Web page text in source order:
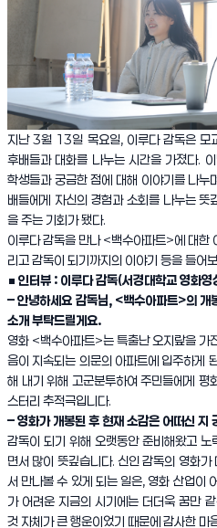
지난 3월 13일 목요일, 이루다 감독은 모
후배들과 대화를 나누는 시간을 가졌다.
학생들과 궁금한 점에 대해 이야기를 나누
배들에게 자신의 경험과 소회를 나누는
을 주는 기회가 됐다.
이루다 감독을 만나 <백수아파트>에 대한
리고 감독이 되기까지의 이야기 등을 들어
■ 인터뷰 : 이루다 감독(서경대학교 영화영
– 안녕하세요 감독님, <백수아파트>의 개
소개 부탁드릴게요.
영화 <백수아파트>는 특출난 오지랖을 가
음이 지속되는 의문의 아파트에 입주하게
해 내기 위해 고군분투하여 주민들에게 평
스터리 추적극입니다.
– 영화가 개봉된 후 현재 소감은 어떠신 지
감독이 되기 위해 오랫동안 준비해왔고
면서 많이 뜻깊습니다. 신인 감독의 영화
서 만나볼 수 있게 되는 일은, 영화 산업이
가 어려운 지금의 시기에는 더더욱 꿈만
것 자체가 큰 행운이었기 때문에 감사한 마